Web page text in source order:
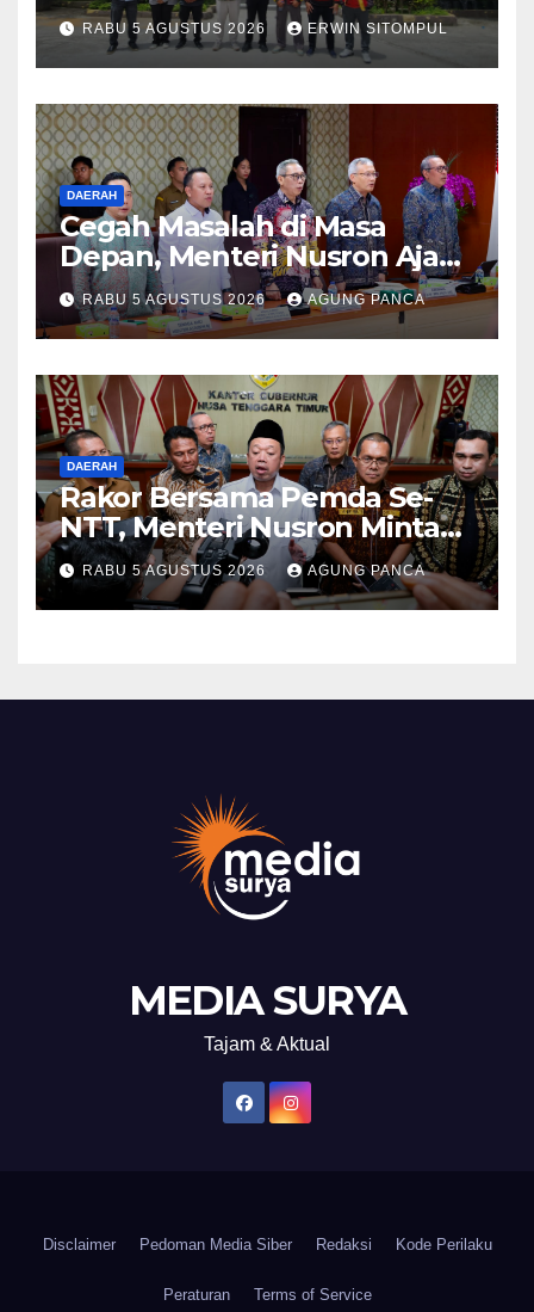
Giseh, Perkuat Sinergi Jaga
Kamtibmas Jelang HUT RI
ke-81
RABU 5 AGUSTUS 2026 ERWIN SITOMPUL
DAERAH
Cegah Masalah di Masa
Depan, Menteri Nusron Ajak
Pemda Percepat Sertipikasi
Tanah Rumah Ibadah di NTT
RABU 5 AGUSTUS 2026 AGUNG PANCA
DAERAH
Rakor Bersama Pemda Se-
NTT, Menteri Nusron Minta
Dukungan Kepala Daerah
Wujudkan Transformasi
Layanan Pertanahan
RABU 5 AGUSTUS 2026 AGUNG PANCA
MEDIA SURYA
Tajam & Aktual
Disclaimer Pedoman Media Siber Redaksi Kode Perilaku
Peraturan Terms of Service